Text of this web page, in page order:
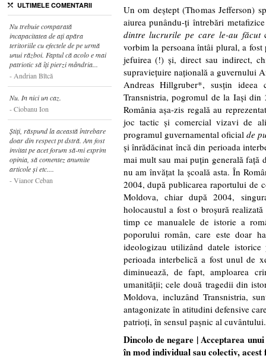
ULTIMELE COMENTARII
Nu trebuie comparată
incapacitatea de ați apăra
teritoriile cu efectele de pe urmă
unui război. Faptul că acolo e mai
patriotic să îți pierzi mândria...
Andrian Bîtcă
Nu. In nici un caz.
Ciobanu Ion
Ştiţi, răspund la această întrebare
doar din respect pt dstră. Am fost
invitat pe acet forum să-mi exprim
opinia, să comentez anumite
articole şi etc....
Vianor Ceban
Un om deștept (Thomas Jefferson)
aiurea punându-ți întrebări
dintre lucrurile pe care le-au făcut
vorbim la persoana întâi plural, a fost
jefuirea (!) și, direct sau indirect,
supraviețuire națională a guvernului
Andreas Hillgruber*, susțin ideea
Transnistria, pogromul de la Iași
România așa-zis regală au
joc tactic și comercial vizavi de
programul guvernamental oficial de
și înrădăcinat încă din perioada
mai mult sau mai puțin generală
nu am învățat la școală asta. În
2004, după publicarea raportului de
Moldova, chiar după 2004,
holocaustul a fost o broșură
timp ce manualele de istorie a
poporului român, care este doar
ideologizau utilizând datele
perioada interbelică a fost unul de
diminuează, de fapt, amploarea
umanității; cele două tragedii din
Moldova, incluzând Transnistria,
antagonizate în atitudini defensive
patrioți, în sensul pașnic al cuvântului.
Dincolo de negare | Acceptarea
în mod individual sau colectiv,